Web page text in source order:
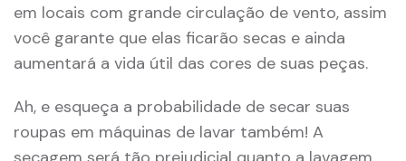
em locais com grande circulação de vento, assim
você garante que elas ficarão secas e ainda
aumentará a vida útil das cores de suas peças.
Ah, e esqueça a probabilidade de secar suas
roupas em máquinas de lavar também! A